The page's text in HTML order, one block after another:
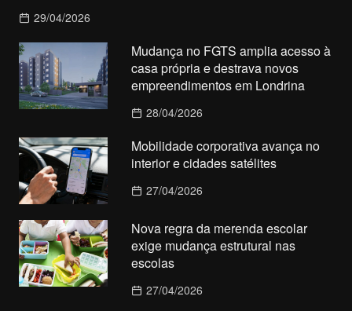
29/04/2026
Mudança no FGTS amplia acesso à
casa própria e destrava novos
empreendimentos em Londrina
28/04/2026
Mobilidade corporativa avança no
interior e cidades satélites
27/04/2026
Nova regra da merenda escolar
exige mudança estrutural nas
escolas
27/04/2026